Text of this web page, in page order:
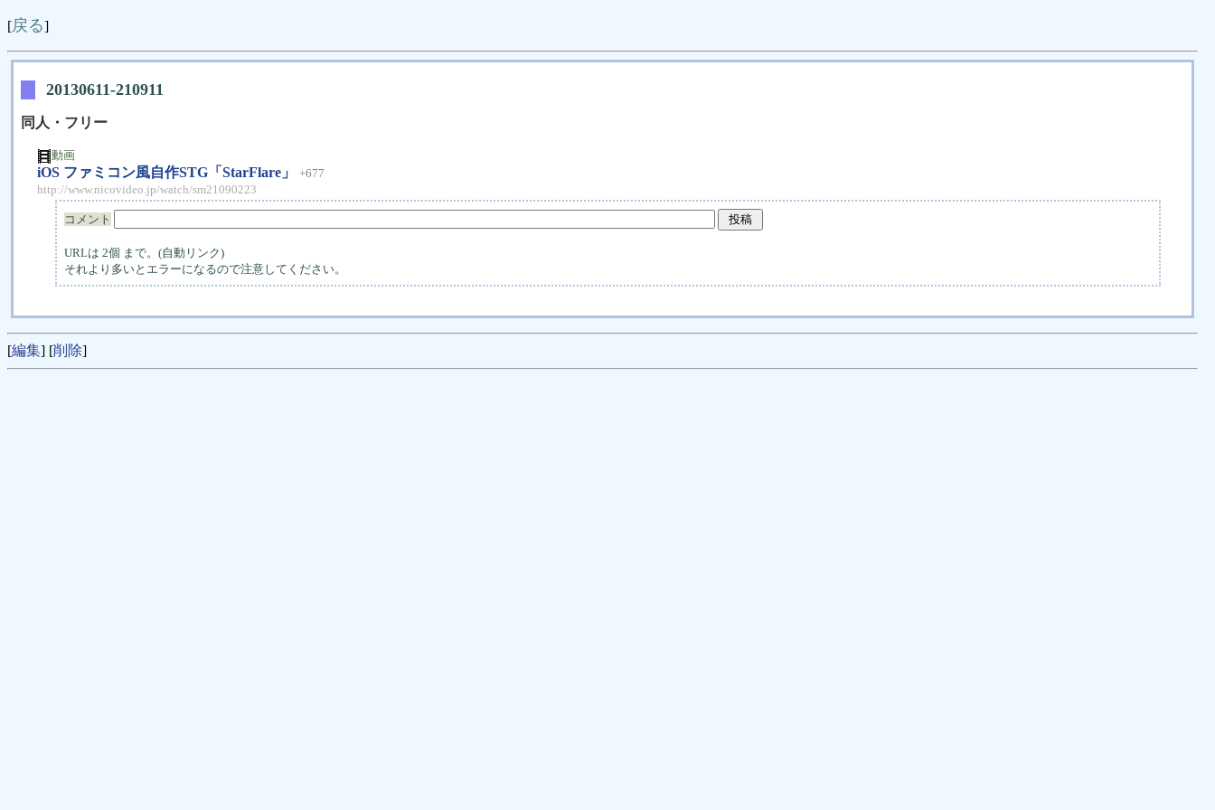
[戻る]
20130611-210911
同人・フリー
動画
iOS ファミコン風自作STG「StarFlare」
+677
http://www.nicovideo.jp/watch/sm21090223
コメント
URLは 2個 まで。(自動リンク)
それより多いとエラーになるので注意してください。
[編集] [削除]